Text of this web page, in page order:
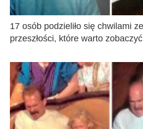
17 osób podzieliło się chwilami
przeszłości, które warto